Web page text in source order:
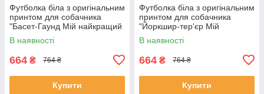
Футболка біла з оригінальним
принтом для собачника
"Басет-Гаунд Мій найкращий
друг" Push IT
В наявності
664 ₴ 764 ₴
Купити
Футболка біла з оригінальним
принтом для собачника
"Йоркшир-тер'єр Мій
найкращий друг" Push IT
В наявності
664 ₴ 764 ₴
Купити